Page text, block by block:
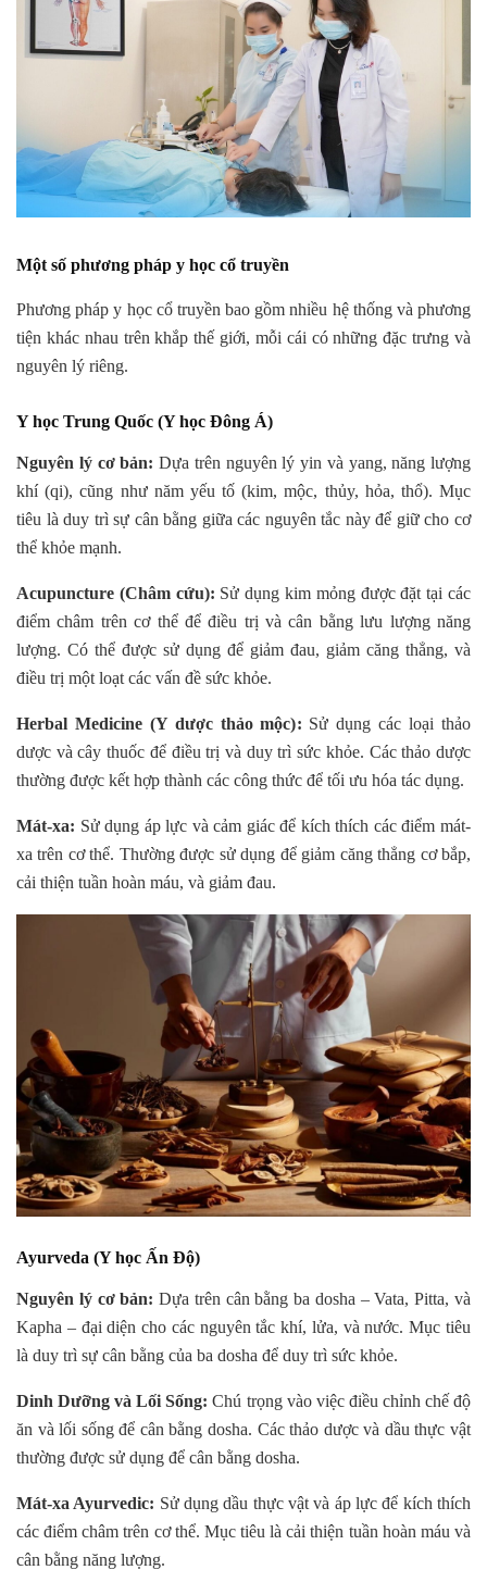
Một số phương pháp y học cổ truyền
Phương pháp y học cổ truyền bao gồm nhiều hệ thống và phương
tiện khác nhau trên khắp thế giới, mỗi cái có những đặc trưng và
nguyên lý riêng.
Y học Trung Quốc (Y học Đông Á)
Nguyên lý cơ bản: Dựa trên nguyên lý yin và yang, năng lượng
khí (qi), cũng như năm yếu tố (kim, mộc, thủy, hỏa, thổ). Mục
tiêu là duy trì sự cân bằng giữa các nguyên tắc này để giữ cho cơ
thể khỏe mạnh.
Acupuncture (Châm cứu): Sử dụng kim mỏng được đặt tại các
điểm châm trên cơ thể để điều trị và cân bằng lưu lượng năng
lượng. Có thể được sử dụng để giảm đau, giảm căng thẳng, và
điều trị một loạt các vấn đề sức khỏe.
Herbal Medicine (Y dược thảo mộc): Sử dụng các loại thảo
dược và cây thuốc để điều trị và duy trì sức khỏe. Các thảo dược
thường được kết hợp thành các công thức để tối ưu hóa tác dụng.
Mát-xa: Sử dụng áp lực và cảm giác để kích thích các điểm mát-
xa trên cơ thể. Thường được sử dụng để giảm căng thẳng cơ bắp,
cải thiện tuần hoàn máu, và giảm đau.
Ayurveda (Y học Ấn Độ)
Nguyên lý cơ bản:Dựa trên cân bằng ba dosha – Vata, Pitta, và
Kapha – đại diện cho các nguyên tắc khí, lửa, và nước. Mục tiêu
là duy trì sự cân bằng của ba dosha để duy trì sức khỏe.
Dinh Dưỡng và Lối Sống:Chú trọng vào việc điều chỉnh chế độ
ăn và lối sống để cân bằng dosha. Các thảo dược và dầu thực vật
thường được sử dụng để cân bằng dosha.
Mát-xa Ayurvedic: Sử dụng dầu thực vật và áp lực để kích thích
các điểm châm trên cơ thể. Mục tiêu là cải thiện tuần hoàn máu và
cân bằng năng lượng.